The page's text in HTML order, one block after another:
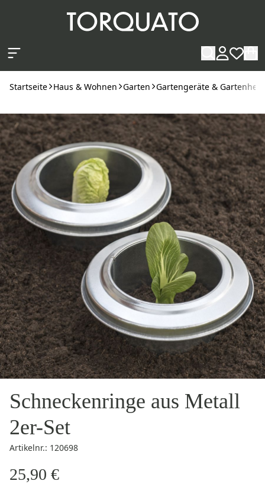
Startseite Haus & Wohnen Garten Gartengeräte &
Schneckenringe aus Metall
2er-Set
Artikelnr.: 120698
25,90 €